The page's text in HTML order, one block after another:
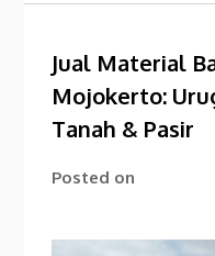
Jual Material
Mojokerto:
Tanah & Pasir
Posted on